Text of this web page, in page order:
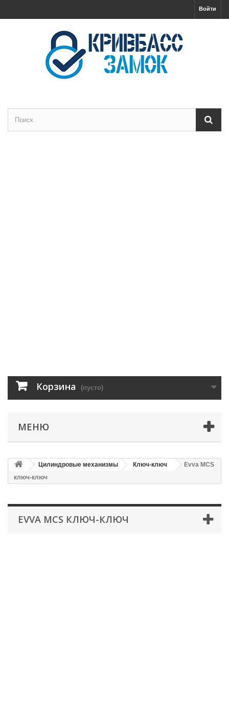
Войти
Корзина (пусто)
МЕНЮ
Цилиндровые механизмы Ключ-ключ
Evva MCS
ключ-ключ
EVVA MCS КЛЮЧ-КЛЮЧ